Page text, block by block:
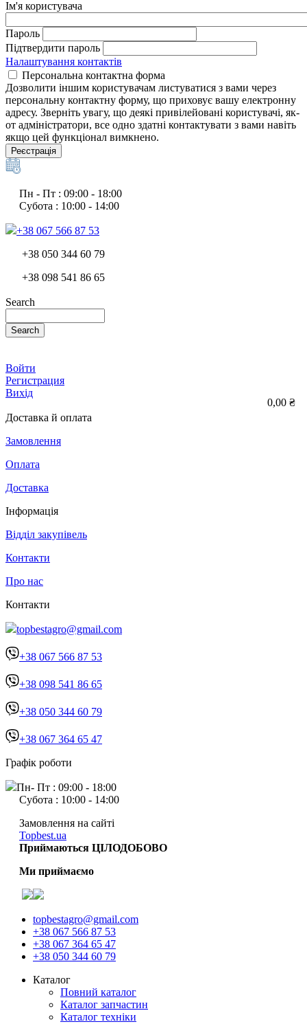
Ім'я користувача
Пароль
Підтвердити пароль
Налаштування контактів
Персональна контактна форма
Дозволити іншим користувачам листуватися з вами через
персональну контактну форму, що приховує вашу електронну
адресу. Зверніть увагу, що деякі привілейовані користувачі, як-
от адміністратори, все одно здатні контактувати з вами навіть
якщо цей функціонал вимкнено.
Реєстрація
Пн - Пт : 09:00 - 18:00
Субота : 10:00 - 14:00
+38 067 566 87 53
+38 050 344 60 79
+38 098 541 86 65
Search
Search
0,00 ₴
Войти
Регистрация
Вихід
Доставка й оплата
Замовлення
Оплата
Доставка
Інформація
Відділ закупівель
Контакти
Про нас
Контакти
topbestagro@gmail.com
+38 067 566 87 53
+38 098 541 86 65
+38 050 344 60 79
+38 067 364 65 47
Графік роботи
Пн- Пт : 09:00 - 18:00
Субота : 10:00 - 14:00
Замовлення на сайті
Topbest.ua
Приймаються ЦІЛОДОБОВО
Ми приймаємо
topbestagro@gmail.com
+38 067 566 87 53
+38 067 364 65 47
+38 050 344 60 79
Каталог
Повний каталог
Каталог запчастин
Каталог техніки